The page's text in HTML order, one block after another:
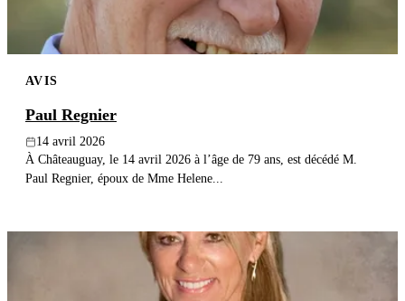
AVIS
Paul Regnier
14 avril 2026
À Châteauguay, le 14 avril 2026 à l’âge de 79 ans, est décédé M.
Paul Regnier, époux de Mme Helene...